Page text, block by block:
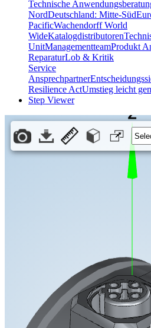
Technische
NordDeutschland: Mitte-Süd
PacificWachendorff World
WideKatalogdistributoren
UnitManagementteamProdukt
ReparaturLob & Kritik
Service
Ansprechpartner
Resilience ActUmstieg leicht
Step Viewer